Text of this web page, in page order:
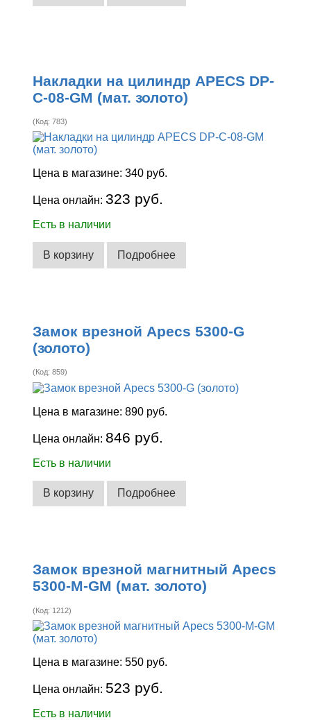
Накладки на цилиндр APECS DP-
C-08-GM (мат. золото)
(Код:783)
Цена в магазине:340 руб.
Цена онлайн:323 руб.
Есть в наличии
В корзину Подробнее
Замок врезной Apecs 5300-G
(золото)
(Код:859)
Цена в магазине:890 руб.
Цена онлайн: 846 руб.
Есть в наличии
В корзину Подробнее
Замок врезной магнитный Apecs
5300-M-GM (мат. золото)
(Код: 1212)
Цена в магазине:550 руб.
Цена онлайн: 523 руб.
Есть в наличии